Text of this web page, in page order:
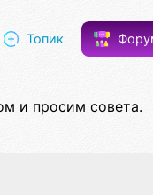
Топик
и просим совета.